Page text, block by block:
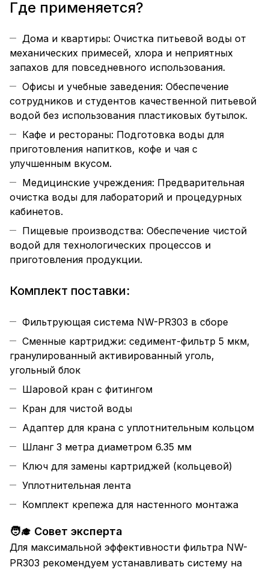
Где применяется?
Дома и квартиры: Очистка питьевой воды от
механических примесей, хлора и неприятных
запахов для повседневного использования.
Офисы и учебные заведения: Обеспечение
сотрудников и студентов качественной питьевой
водой без использования пластиковых бутылок.
Кафе и рестораны: Подготовка воды для
приготовления напитков, кофе и чая с
улучшенным вкусом.
Медицинские учреждения: Предварительная
очистка воды для лабораторий и процедурных
кабинетов.
Пищевые производства: Обеспечение чистой
водой для технологических процессов и
приготовления продукции.
Комплект поставки:
Фильтрующая система NW-PR303 в сборе
Сменные картриджи: седимент-фильтр 5 мкм,
гранулированный активированный уголь,
угольный блок
Шаровой кран с фитингом
Кран для чистой воды
Адаптер для крана с уплотнительным кольцом
Шланг 3 метра диаметром 6.35 мм
Ключ для замены картриджей (кольцевой)
Уплотнительная лента
Комплект крепежа для настенного монтажа
🧑‍🎓 Совет эксперта
Для максимальной эффективности фильтра NW-
PR303 рекомендуем устанавливать систему на